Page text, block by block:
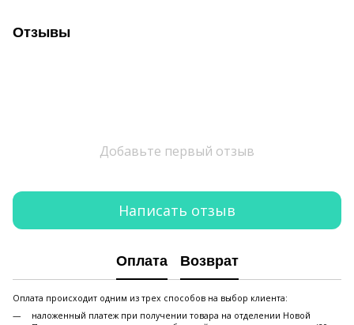
Отзывы
Добавьте первый отзыв
Написать отзыв
Оплата Возврат
Оплата происходит одним из трех способов на выбор клиента:
наложенный платеж при получении товара на отделении Новой